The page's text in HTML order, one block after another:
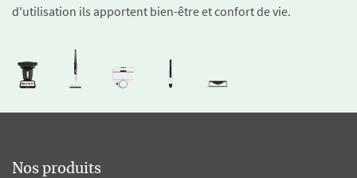
d'utilisation ils apportent bien-être et confort de vie.
Nos produits